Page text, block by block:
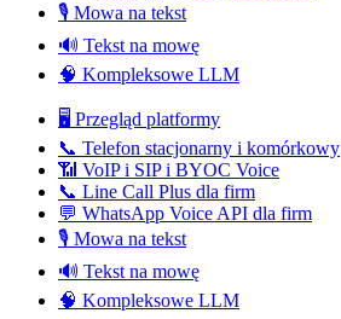
🎙️ Mowa na tekst
🔊 Tekst na mowę
🧠 Kompleksowe LLM
🖥️ Przegląd platformy
📞 Telefon stacjonarny i komórkowy
📶 VoIP i SIP i BYOC Voice
📞 Line Call Plus dla firm
💬 WhatsApp Voice API dla firm
🎙️ Mowa na tekst
🔊 Tekst na mowę
🧠 Kompleksowe LLM